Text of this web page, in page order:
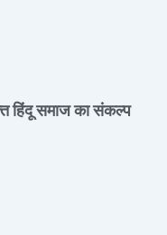
हिंदू समाज का संकल्प